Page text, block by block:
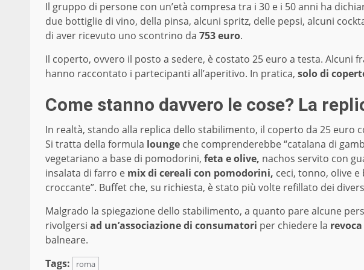
Il gruppo di persone con un’età compresa tra i 30 e i 50 anni ha
due bottiglie di vino, della pinsa, alcuni spritz, delle pepsi, alcuni
di aver ricevuto uno scontrino da 753 euro.
Il coperto, ovvero il posto a sedere, è costato 25 euro a testa. Alcuni
hanno raccontato i partecipanti all’aperitivo. In pratica, solo di
Come stanno davvero le cose? La
In realtà, stando alla replica dello stabilimento, il coperto da 25 euro
Si tratta della formula lounge che comprenderebbe “catalana di
vegetariano a base di pomodorini, feta e olive, nachos servito con
insalata di farro e mix di cereali con pomodorini, ceci, tonno, olive e
croccante”. Buffet che, su richiesta, è stato più volte refillato dei
Malgrado la spiegazione dello stabilimento, a quanto pare alcune
rivolgersi ad un’associazione di consumatori per chiedere la
balneare.
Tags:
roma